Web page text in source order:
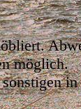
möglich.